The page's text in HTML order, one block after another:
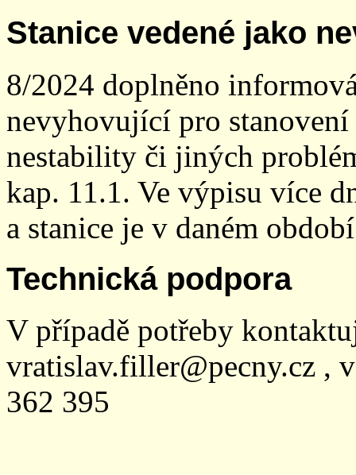
Stanice vedené jako
8/2024 doplněno
nevyhovující pro
nestability či jiných
kap. 11.1. Ve výpisu více
a stanice je v daném
Technická podpora
V případě potřeby
vratislav.filler@pecny.cz ,
362 395